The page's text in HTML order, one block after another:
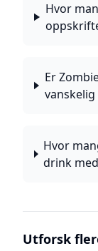
Hvor
Er
vanskelig
Hvor
drink
Utforsk